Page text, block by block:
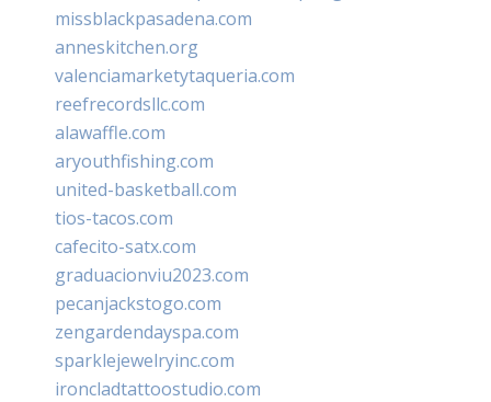
missblackpasadena.com
anneskitchen.org
valenciamarketytaqueria.com
reefrecordsllc.com
alawaffle.com
aryouthfishing.com
united-basketball.com
tios-tacos.com
cafecito-satx.com
graduacionviu2023.com
pecanjackstogo.com
zengardendayspa.com
sparklejewelryinc.com
ironcladtattoostudio.com